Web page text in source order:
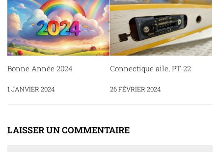
Bonne Année 2024
1 JANVIER 2024
Connectique aile, PT-22
26 FÉVRIER 2024
LAISSER UN COMMENTAIRE